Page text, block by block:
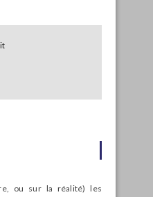
ou sur la réalité) les